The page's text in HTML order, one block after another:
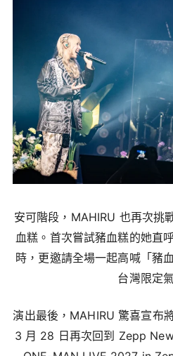
安可階段，MAHIRU 也再次挑
血糕。首次嘗試豬血糕的她直
時，更邀請全場一起高喊「豬
台灣限定
演出最後，MAHIRU 驚喜宣布
3 月 28 日再次回到 Zepp